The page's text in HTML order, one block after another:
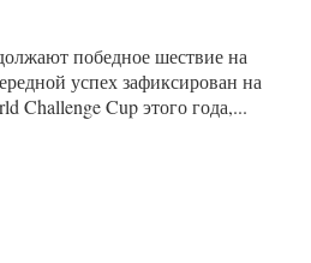
победное шествие на
успех зафиксирован на
Challenge Cup этого года,...